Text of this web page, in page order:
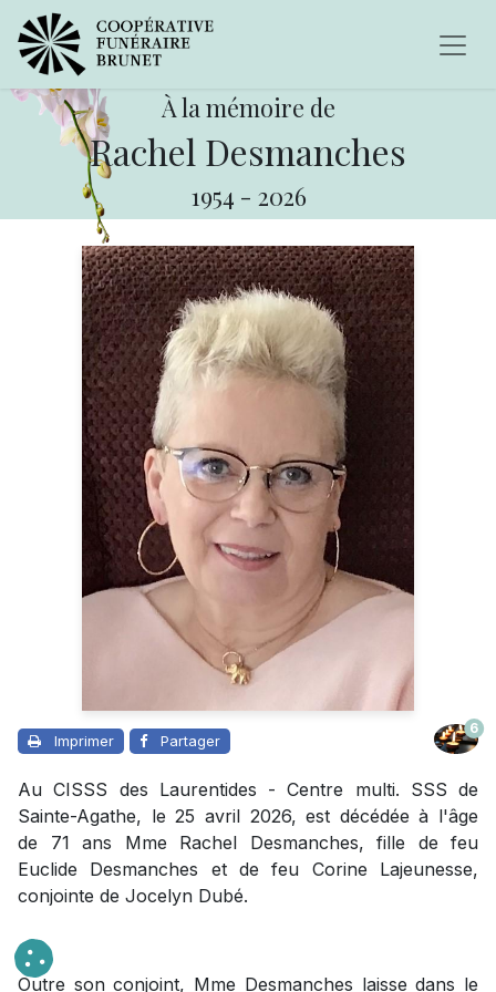
À la mémoire de
Rachel Desmanches
1954 - 2026
Imprimer Partager
6
Au CISSS des Laurentides - Centre multi. SSS de
Sainte-Agathe, le 25 avril 2026, est décédée à l'âge
de 71 ans Mme Rachel Desmanches, fille de feu
Euclide Desmanches et de feu Corine Lajeunesse,
conjointe de Jocelyn Dubé.
Outre son conjoint, Mme Desmanches laisse dans le